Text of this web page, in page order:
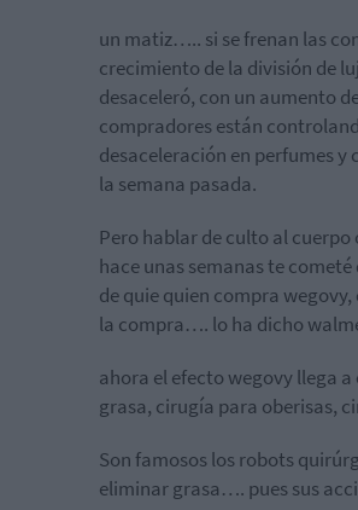
un matiz….. si se frenan las
crecimiento de la división de
desaceleró, con un aumento
compradores están
desaceleración en perfumes y
la semana pasada.
Pero hablar de culto al cuerpo
hace unas semanas te
de quie quien compra
la compra…. lo ha dicho
ahora el efecto wegovy llega
grasa, cirugía para oberisas,
Son famosos los robots
eliminar grasa…. pues sus